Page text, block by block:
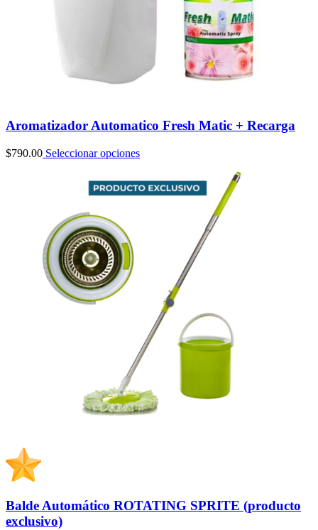
Aromatizador Automatico Fresh Matic + Recarga
$790.00 Seleccionar opciones
Balde Automático ROTATING SPRITE (producto
exclusivo)